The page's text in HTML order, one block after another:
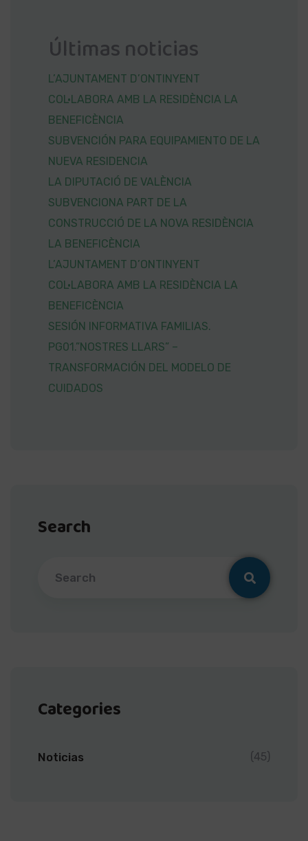
Últimas noticias
L’AJUNTAMENT D’ONTINYENT
COL·LABORA AMB LA RESIDÈNCIA LA
BENEFICÈNCIA
SUBVENCIÓN PARA EQUIPAMIENTO DE LA
NUEVA RESIDENCIA
LA DIPUTACIÓ DE VALÈNCIA
SUBVENCIONA PART DE LA
CONSTRUCCIÓ DE LA NOVA RESIDÈNCIA
LA BENEFICÈNCIA
L’AJUNTAMENT D’ONTINYENT
COL·LABORA AMB LA RESIDÈNCIA LA
BENEFICÈNCIA
SESIÓN INFORMATIVA FAMILIAS.
PG01.”NOSTRES LLARS” –
TRANSFORMACIÓN DEL MODELO DE
CUIDADOS
Search
Categories
Noticias (45)